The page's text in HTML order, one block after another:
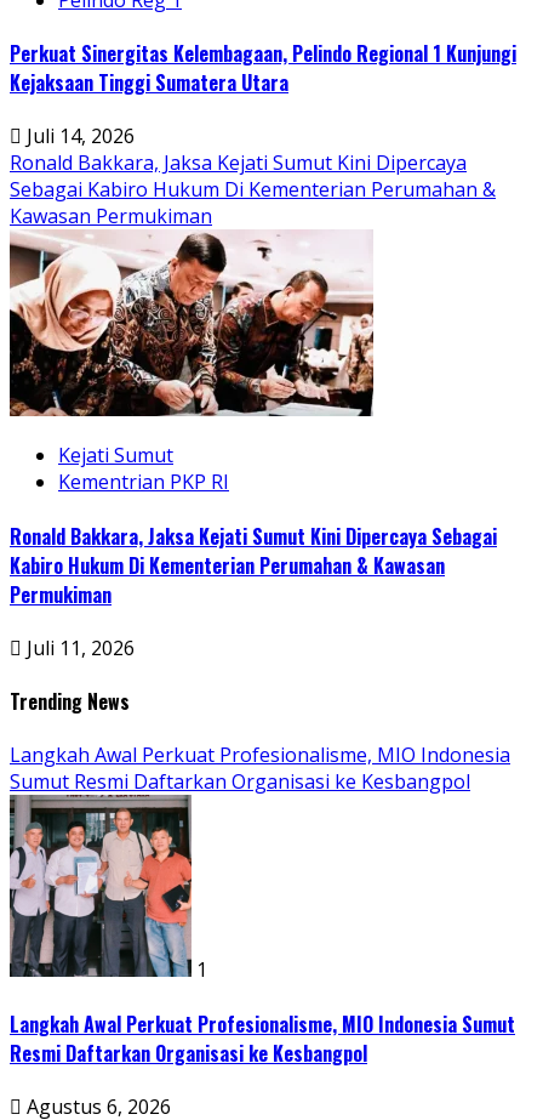
Perkuat Sinergitas Kelembagaan, Pelindo Regional 1 Kunjungi
Kejaksaan Tinggi Sumatera Utara
Juli 14, 2026
Ronald Bakkara, Jaksa Kejati Sumut Kini Dipercaya
Sebagai Kabiro Hukum Di Kementerian Perumahan &
Kawasan Permukiman
Kejati Sumut
Kementrian PKP RI
Ronald Bakkara, Jaksa Kejati Sumut Kini Dipercaya Sebagai
Kabiro Hukum Di Kementerian Perumahan & Kawasan
Permukiman
Juli 11, 2026
Trending News
Langkah Awal Perkuat Profesionalisme, MIO Indonesia
Sumut Resmi Daftarkan Organisasi ke Kesbangpol
1
Langkah Awal Perkuat Profesionalisme, MIO Indonesia Sumut
Resmi Daftarkan Organisasi ke Kesbangpol
Agustus 6, 2026